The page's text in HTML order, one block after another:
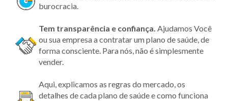
burocracia.
Tem transparência e confiança. Ajudamos Você
ou sua empresa a contratar um plano de saúde, de
forma consciente. Para nós, não é simplesmente
vender.
Aqui, explicamos as regras do mercado, os
detalhes de cada plano de saúde e como funciona